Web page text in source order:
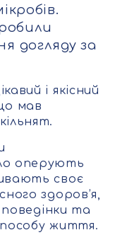
догляду за
і якісний
мав
оперують
своє
здоров’я,
поведінки та
життя.